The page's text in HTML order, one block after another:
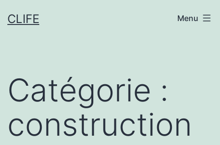
auCLIFE Menu
Catégorie :
construction